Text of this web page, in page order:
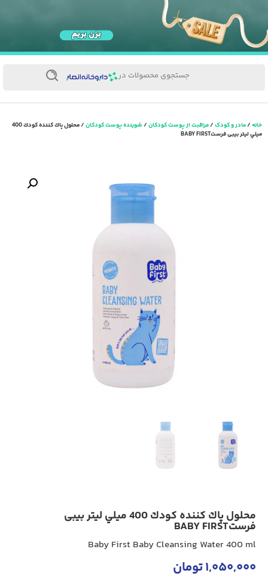
جستجوی محصولات در
خانه/مادر و کودک/مراقبت از پوست کودکان/شوینده پوست کودکان
/ محلول پاك كننده كودك 400
ميلي ليتر بیبی فرستBABY FIRST
محلول پاك كننده كودك 400 ميلي ليتر بیبی
فرستBABY FIRST
Baby First Baby Cleansing Water 400 ml
1,050,000تومان